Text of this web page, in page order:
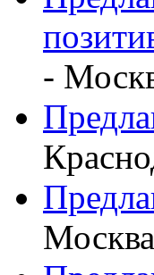
-
Москва